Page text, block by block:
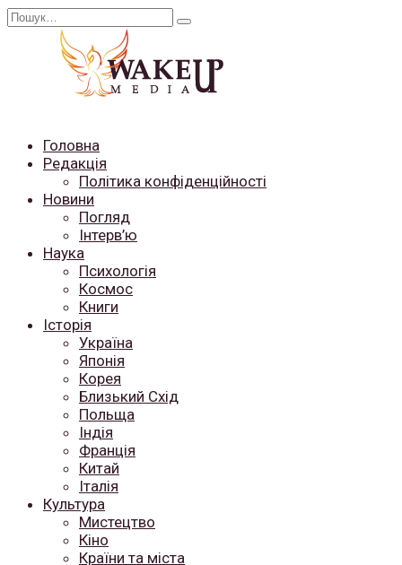
Перейти
Search
Головна
Редакція
Політика конфіденційності
Новини
Погляд
Інтерв’ю
Наука
Психологія
Космос
Книги
Історія
Україна
Японія
Корея
Близький Схід
Польща
Індія
Франція
Китай
Італія
Культура
Мистецтво
Кіно
Країни та міста